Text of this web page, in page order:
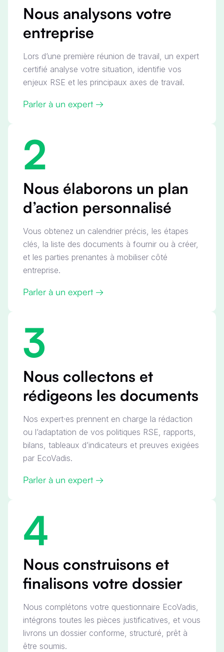
Nous analysons votre
entreprise
Lors d’une première réunion de travail, un expert
certifié analyse votre situation, identifie vos
enjeux RSE et les principaux axes de travail.
Parler à un expert →
2
Nous élaborons un plan
d’action personnalisé
Vous obtenez un calendrier précis, les étapes
clés, la liste des documents à fournir ou à créer,
et les parties prenantes à mobiliser côté
entreprise.
Parler à un expert →
3
Nous collectons et
rédigeons les documents
Nos expert·es prennent en charge la rédaction
ou l’adaptation de vos politiques RSE, rapports,
bilans, tableaux d’indicateurs et preuves exigées
par EcoVadis.
Parler à un expert →
4
Nous construisons et
finalisons votre dossier
Nous complétons votre questionnaire EcoVadis,
intégrons toutes les pièces justificatives, et vous
livrons un dossier conforme, structuré, prêt à
être soumis.